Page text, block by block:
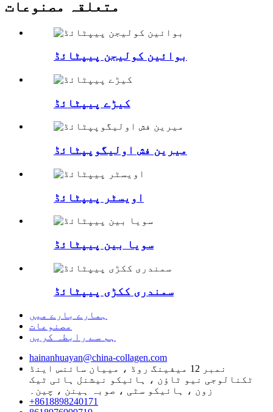
متعلقہ مصنوعات
بوائین کولیجن پیپٹائڈ
کیڑے پیپٹائڈ
میرین فش اولیگوپپٹائڈ
اویسٹر پیپٹائڈ
سویا بین پیپٹائڈ
سمندری ککڑی پیپٹائڈ
ہمارے بارے میں
مصنوعات
ہم سے رابطہ کریں
hainanhuayan@china-collagen.com
نمبر 12 میفینگ روڈ ، مییان سائنس اینڈ
ٹکنالوجی نیو ٹاؤن ، ہائیکو نیشنل ہائی ٹیک
زون ، ہائیکو سٹی ، صوبہ ہینن ، چین۔
+8618898240171